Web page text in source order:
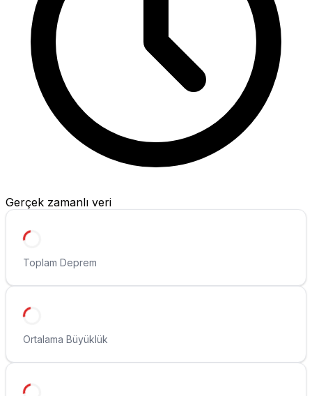
Gerçek zamanlı veri
Toplam Deprem
Ortalama Büyüklük